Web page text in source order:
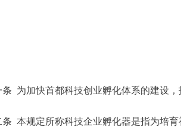
参与调查
为加快首都科技创业孵化体系的建设，
本规定所称科技企业孵化器是指为培育